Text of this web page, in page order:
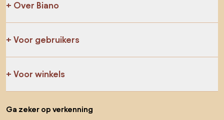
Over Biano
Voor gebruikers
Voor winkels
Ga zeker op verkenning